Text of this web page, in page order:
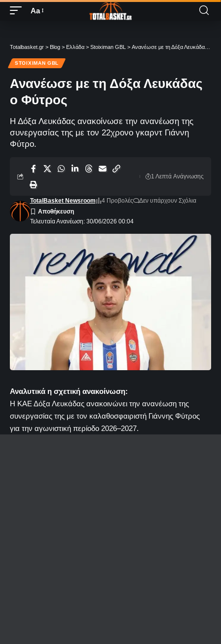
Aa
Totalbasket.gr > Blog > Ελλάδα > Stoiximan GBL > Ανανέωσε με τη Δόξα Λευκάδας ο Φύτρος
STOIXIMAN GBL
Ανανέωσε με τη Δόξα Λευκάδας
ο Φύτρος
Η Δόξα Λευκάδας ανακοίνωσε την ανανέωση της
συνεργασίας της με τον 22χρονο γκαρντ Γιάννη
Φύτρο.
Τελευταία Ανανέωση: 30/06/2026 00:04
TotalBasket Newsroom 4 Προβολές Δεν υπάρχουν Σχόλια
1 Λεπτά Aνάγνωσης
Αναλυτικά η σχετική ανακοίνωση:
Η ΚΑΕ Δόξα Λευκάδας ανακοινώνει την ανανέωση της
συνεργασίας της με τον καλαθοσφαιριστή Γιάννης Φύτρος
για την αγωνιστική περίοδο 2026–2027.